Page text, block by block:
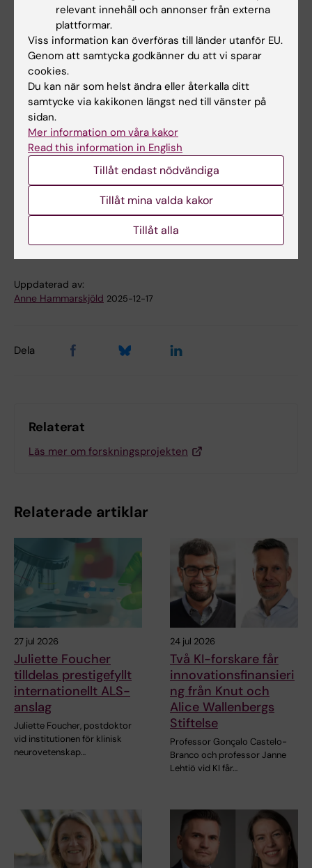
miljoner kronor för projektet: “BLUEPRINT:
Behavioral Longitudinal Understanding of
Early-warning Patterns for Risk Identification
and Needs-based Treatment”
Docent Janina Neufeld,institutionen för
kvinnors och barns hälsa, tilldelas anslag om 5
miljoner kronor för projektet: “A Multifaceted
Twin Study on Autism: How Clusters of
Behavioural Features Shape Functioning and
the Brain”
Tags
Finansiering Wallenbergstiftelserna
Uppdaterad av:
Anne Hammarskjöld 2025-12-17
Dela
Relaterat
Läs mer om forskningsprojekten
Relaterade artiklar
27 jul 2026
Juliette Foucher
tilldelas prestigefyllt
internationellt ALS-
anslag
Juliette Foucher, postdoktor
vid institutionen för klinisk
neurovetenskap…
24 jul 2026
Två KI-forskare får
innovationsfinansieri
ng från Knut och
Alice Wallenbergs
Stiftelse
Professor Gonçalo Castelo-
Branco och professor Janne
Lehtiö vid KI får…
relevant innehåll och annonser från externa
plattformar.
Viss information kan överföras till länder utanför EU.
Genom att samtycka godkänner du att vi sparar
cookies.
Du kan när som helst ändra eller återkalla ditt
samtycke via kakikonen längst ned till vänster på
sidan.
Mer information om våra kakor
Read this information in English
Tillåt endast nödvändiga
Tillåt mina valda kakor
Tillåt alla